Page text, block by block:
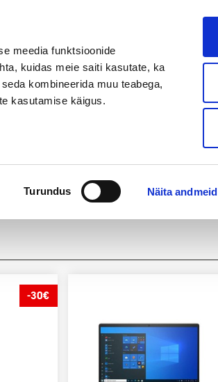
meedia funktsioonide
kuidas meie saiti kasutate, ka
kombineerida muu teabega,
kasutamise käigus.
Turundus Näita andmeid
-30€